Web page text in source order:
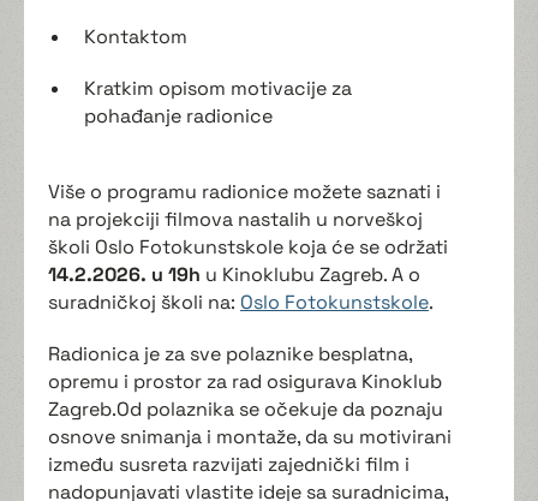
Kontaktom
Kratkim opisom motivacije za
pohađanje radionice
Više o programu radionice možete saznati i
na projekciji filmova nastalih u norveškoj
školi Oslo Fotokunstskole koja će se održati
14.2.2026. u 19h u Kinoklubu Zagreb. A o
suradničkoj školi na: Oslo Fotokunstskole.
Radionica je za sve polaznike besplatna,
opremu i prostor za rad osigurava Kinoklub
Zagreb.Od polaznika se očekuje da poznaju
osnove snimanja i montaže, da su motivirani
između susreta razvijati zajednički film i
nadopunjavati vlastite ideje sa suradnicima,